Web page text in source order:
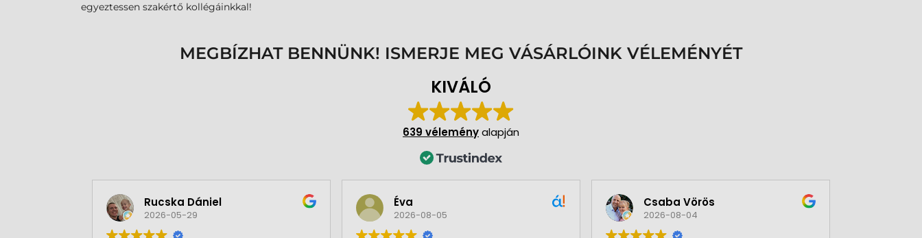
egyeztessen szakértő kollégáinkkal!
MEGBÍZHAT BENNÜNK! ISMERJE MEG VÁSÁRLÓINK VÉLEMÉNYÉT
KIVÁLÓ
639 véleményalapján
Rucska Dániel
2026-05-29
Éva
2026-08-05
Csaba Vörös
2026-08-04